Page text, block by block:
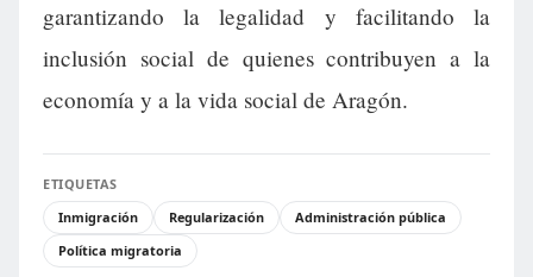
garantizando la legalidad y facilitando la
inclusión social de quienes contribuyen a la
economía y a la vida social de Aragón.
ETIQUETAS
Inmigración
Regularización
Administración pública
Política migratoria